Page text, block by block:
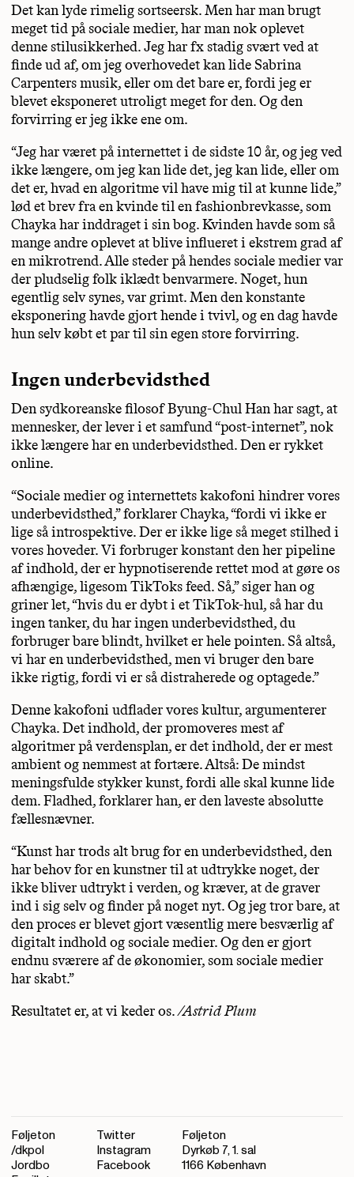
Det kan lyde rimelig sortseersk. Men har man brugt
meget tid på sociale medier, har man nok oplevet
denne stilusikkerhed. Jeg har fx stadig svært ved at
finde ud af, om jeg overhovedet kan lide Sabrina
Carpenters musik, eller om det bare er, fordi jeg er
blevet eksponeret utroligt meget for den. Og den
forvirring er jeg ikke ene om.
“Jeg har været på internettet i de sidste 10 år, og jeg ved
ikke længere, om jeg kan lide det, jeg kan lide, eller om
det er, hvad en algoritme vil have mig til at kunne lide,”
lød et brev fra en kvinde til en fashionbrevkasse, som
Chayka har inddraget i sin bog. Kvinden havde som så
mange andre oplevet at blive influeret i ekstrem grad af
en mikrotrend. Alle steder på hendes sociale medier var
der pludselig folk iklædt benvarmere. Noget, hun
egentlig selv synes, var grimt. Men den konstante
eksponering havde gjort hende i tvivl, og en dag havde
hun selv købt et par til sin egen store forvirring.
Ingen underbevidsthed
Den sydkoreanske filosof Byung-Chul Han har sagt, at
mennesker, der lever i et samfund “post-internet”, nok
ikke længere har en underbevidsthed. Den er rykket
online.
“Sociale medier og internettets kakofoni hindrer vores
underbevidsthed,” forklarer Chayka, “fordi vi ikke er
lige så introspektive. Der er ikke lige så meget stilhed i
vores hoveder. Vi forbruger konstant den her pipeline
af indhold, der er hypnotiserende rettet mod at gøre os
afhængige, ligesom TikToks feed. Så,” siger han og
griner let, “hvis du er dybt i et TikTok-hul, så har du
ingen tanker, du har ingen underbevidsthed, du
forbruger bare blindt, hvilket er hele pointen. Så altså,
vi har en underbevidsthed, men vi bruger den bare
ikke rigtig, fordi vi er så distraherede og optagede.”
Denne kakofoni udflader vores kultur, argumenterer
Chayka. Det indhold, der promoveres mest af
algoritmer på verdensplan, er det indhold, der er mest
ambient og nemmest at fortære. Altså: De mindst
meningsfulde stykker kunst, fordi alle skal kunne lide
dem. Fladhed, forklarer han, er den laveste absolutte
fællesnævner.
“Kunst har trods alt brug for en underbevidsthed, den
har behov for en kunstner til at udtrykke noget, der
ikke bliver udtrykt i verden, og kræver, at de graver
ind i sig selv og finder på noget nyt. Og jeg tror bare, at
den proces er blevet gjort væsentlig mere besværlig af
digitalt indhold og sociale medier. Og den er gjort
endnu sværere af de økonomier, som sociale medier
har skabt.”
Resultatet er, at vi keder os./Astrid Plum
Føljeton
/dkpol
Jordbo
Twitter
Instagram
Facebook
Føljeton
Dyrkøb 7, 1. sal
1166 København